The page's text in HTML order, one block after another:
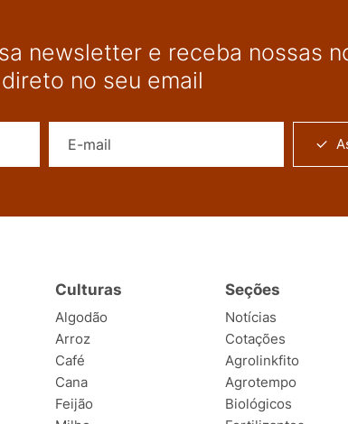
newsletter e receba nossas
no seu email
Culturas
Algodão
Arroz
Café
Cana
Feijão
Seções
Notícias
Cotações
Agrolinkfito
Agrotempo
Biológicos